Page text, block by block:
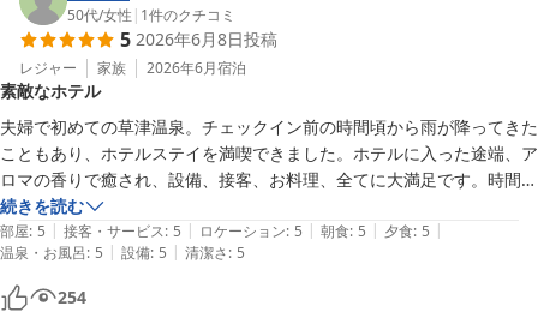
当館ならではの贅沢な時間をご満喫いただけたようで何よりでござ
います。
また、ご夕食、ご朝食につきましてもご満足いただけたとのこと、
光栄に存じます。
さらに、スタッフの接客について「距離感がちょうどよい」とのお
言葉を頂戴し、大変嬉しく存じます。
お客様に心地よくお過ごしいただけるよう、一人ひとりに寄り添っ
たおもてなしを心掛けておりますので、そのようなお言葉はスタッ
フにとって大きな励みとなります。
「またぜひ泊まりたい」とのお言葉をいただけたことは、私どもに
とって何よりの喜びでございます。
これからも皆様に快適で心に残るご滞在を提供できますよう努めて
50代/女性 | 1件のクチコミ
5 2026年6月8日投稿
レジャー 家族 2026年6月宿泊
素敵なホテル
夫婦で初めての草津温泉。チェックイン前の時間頃から雨が降ってきた
こともあり、ホテルステイを満喫できました。ホテルに入った途端、ア
ロマの香りで癒され、設備、接客、お料理、全てに大満足です。時間毎
に変わるラウンジ内容も、全部利用させて頂きました。
誕生日とお伝えしたら、お気遣いをして頂き嬉しかったです。
続きを読む
部屋: 5 | 接客・サービス: 5 | ロケーション: 5 | 朝食: 5 | 夕食: 5 |
温泉・お風呂: 5 | 設備: 5 | 清潔さ: 5
254